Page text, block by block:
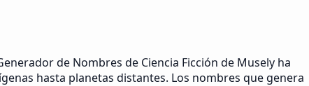
de Nombres de Ciencia Ficción de Musely ha
hasta planetas distantes. Los nombres que genera